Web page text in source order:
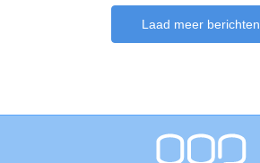
Laad meer berichten